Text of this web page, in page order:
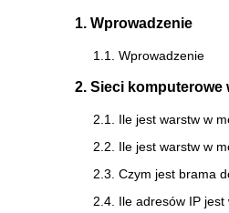
1. Wprowadzenie
1.1. Wprowadzenie
2. Sieci komputerowe
2.1. Ile jest warstw w
2.2. Ile jest warstw w
2.3. Czym jest brama
2.4. Ile adresów IP